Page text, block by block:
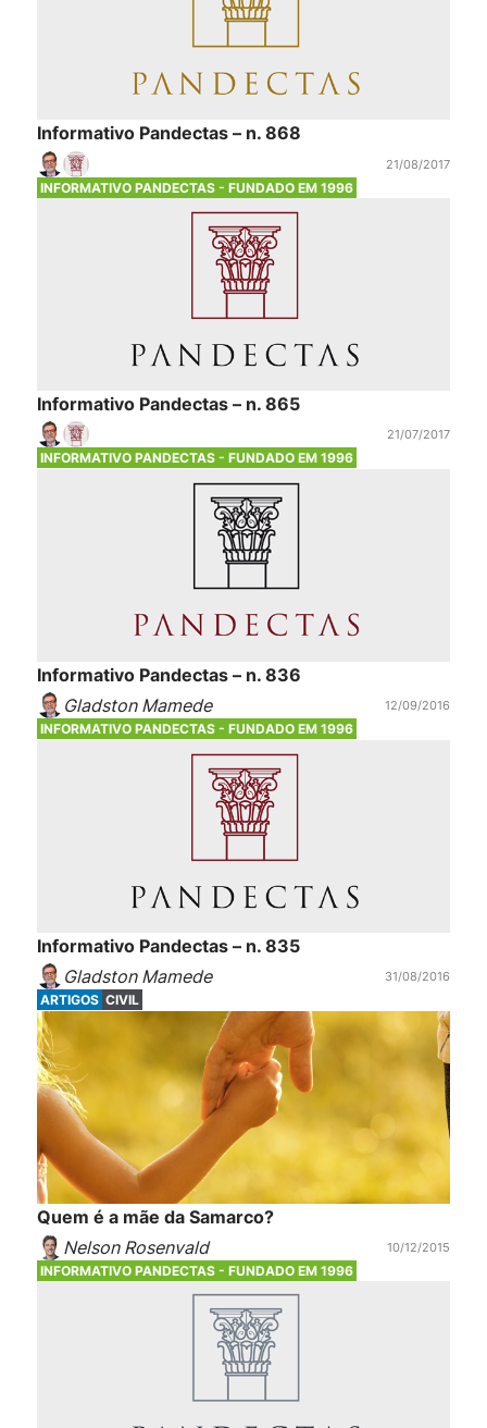
Informativo Pandectas – n. 868
21/08/2017
INFORMATIVO PANDECTAS - FUNDADO EM 1996
Informativo Pandectas – n. 865
21/07/2017
INFORMATIVO PANDECTAS - FUNDADO EM 1996
Informativo Pandectas – n. 836
Gladston Mamede
12/09/2016
INFORMATIVO PANDECTAS - FUNDADO EM 1996
Informativo Pandectas – n. 835
Gladston Mamede
31/08/2016
ARTIGOS CIVIL
Quem é a mãe da Samarco?
Nelson Rosenvald
10/12/2015
INFORMATIVO PANDECTAS - FUNDADO EM 1996